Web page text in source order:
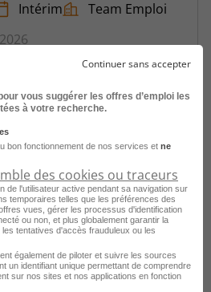
Intérim
Team Emploi
Presse ou
Continuer sans accepter
vous suggérer les offres d’emploi les
à votre recherche.
bon fonctionnement de nos services et ne
des cookies ou traceurs
de l'utilisateur active pendant sa navigation sur
temporaires telles que les préférences des
vues, gérer les processus d'identification
ou non, et plus globalement garantir la
tentatives d'accès frauduleux ou les
également de piloter et suivre les sources
un identifiant unique permettant de comprendre
sur nos sites et nos applications en fonction